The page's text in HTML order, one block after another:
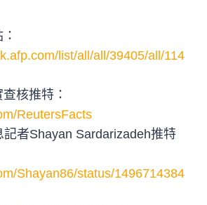
list/all/all/39405/all/114
核推特：
ReutersFacts
記者Shayan Sardarizadeh推特
Shayan86/status/1496714384